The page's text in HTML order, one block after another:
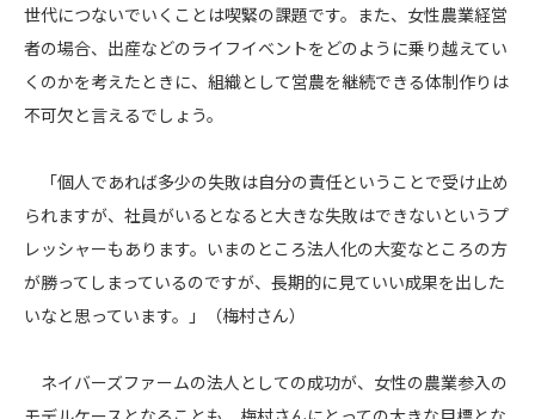
世代につないでいくことは喫緊の課題です。また、女性農業経営
者の場合、出産などのライフイベントをどのように乗り越えてい
くのかを考えたときに、組織として営農を継続できる体制作りは
不可欠と言えるでしょう。
「個人であれば多少の失敗は自分の責任ということで受け止め
られますが、社員がいるとなると大きな失敗はできないというプ
レッシャーもあります。いまのところ法人化の大変なところの方
が勝ってしまっているのですが、長期的に見ていい成果を出した
いなと思っています。」（梅村さん）
ネイバーズファームの法人としての成功が、女性の農業参入の